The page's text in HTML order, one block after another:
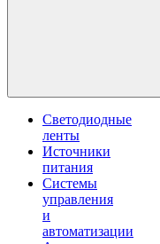
Светодиодные
ленты
Источники
питания
Системы
управления
и
автоматизации